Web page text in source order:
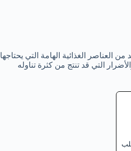
العناصر الغذائية الهامة التي يحتاجها
التي قد تنتج من كثرة تناوله